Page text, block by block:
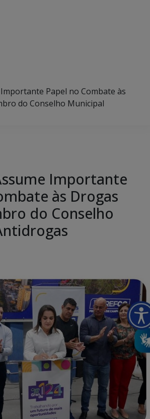
Papel no Combate às
do Conselho Municipal
Importante
às Drogas
do Conselho